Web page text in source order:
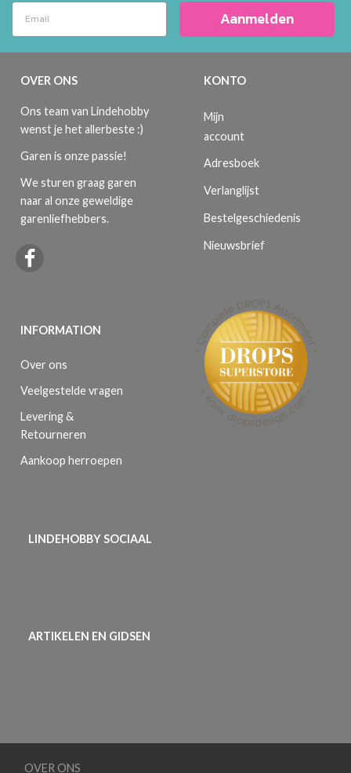
Aanmelden
OVER ONS
Ons team van Lindehobby
wenst je het allerbeste :)
Garen is onze passie!
We sturen graag garen
naar al onze geweldige
garenliefhebbers.
INFORMATION
Over ons
Veelgestelde vragen
Levering &
Retourneren
Aankoop herroepen
KONTO
Mijn
account
Adresboek
Verlanglijst
Bestelgeschiedenis
Nieuwsbrief
LINDEHOBBY SOCIAAL
ARTIKELEN EN GIDSEN
OVER ONS